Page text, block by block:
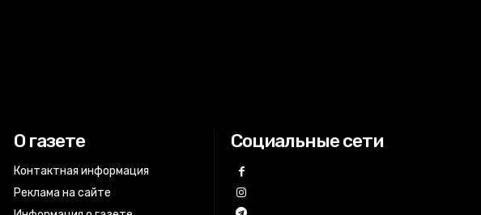
О газете
Контактная информация
Реклама на сайте
Социальные сети